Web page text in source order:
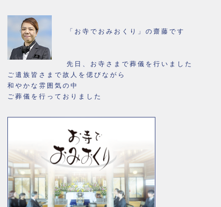
「お寺でおみおくり」の齋藤です
先日、お寺さまで葬儀を行いました
ご遺族皆さまで故人を偲びながら
和やかな雰囲気の中
ご葬儀を行っておりました